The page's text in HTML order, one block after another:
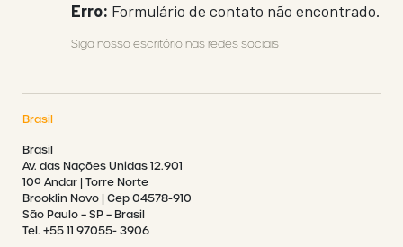
Erro: Formulário de contato não encontrado.
Siga nosso escritório nas redes sociais
Brasil
Brasil
Av. das Nações Unidas 12.901
10º Andar | Torre Norte
Brooklin Novo | Cep 04578-910
São Paulo – SP – Brasil
Tel. +55 11 97055- 3906